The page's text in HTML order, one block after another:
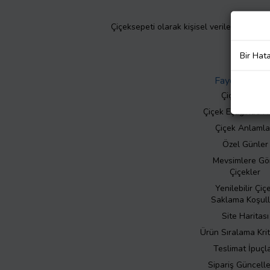
Çiçeksepeti olarak kişisel verilerinizin
Faydalı Bilgiler
Çiçek Bakımı
Çiçek Eşliğinde
Çiçek
Özel Günler
Mevsimlere
Çiçekler
Yenilebilir
Saklama
Site Haritası
Ürün Sıralama
Teslimat
Sipariş
Bir